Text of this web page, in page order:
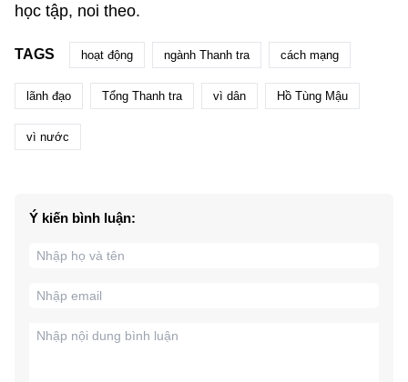
học tập, noi theo.
TAGS hoạt động ngành Thanh tra cách mạng
lãnh đạo Tổng Thanh tra vì dân Hồ Tùng Mậu
vì nước
Ý kiến bình luận: